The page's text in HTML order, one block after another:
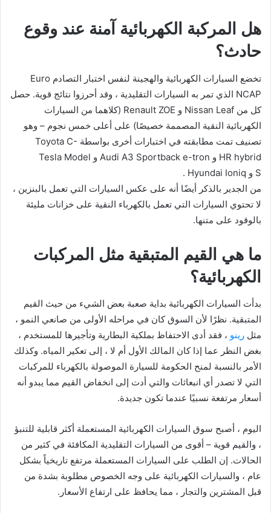
هل المركبة الكهربائية آمنة عند وقوع
حادث؟
تخضع السيارات الكهربائية والهجينة لنفس اختبار التصادم Euro
NCAP الذي تمر به السيارات التقليدية ، وقد أحرزوا نتائج قوية. حصل
كل من Nissan Leaf و Renault ZOE (كلاهما من السيارات
الكهربائية النقية المصممة خصيصًا) على أعلى خمس نجوم – وهو
تصنيف تمت مطابقته في اختبارات أخرى بواسطة Toyota C-
HR hybrid و Audi A3 Sportback e-tron و Tesla Model
S و Hyundai Ioniq .
من الجدير بالذكر أيضًا أنه على عكس السيارات التي تعمل بالبنزين ،
لا تحتوي السيارات التي تعمل بالكهرباء النقية على خزانات مليئة
بالوقود على متنها.
ما هي القيم المتبقية مثل المركبات
الكهربائية؟
بدأت السيارات الكهربائية بداية صعبة بعض الشيء من حيث القيم
المتبقية. نظرًا لأن السوق كان في مراحله الأولى من صانعي النمو ،
مثل رينو ، فقد أدى الاحتفاظ بملكية البطارية وتأجيرها للمستخدم ،
بغض النظر عما إذا كان المالك الأول أم لا ، إلى تعكير المياه. وكذلك
الأمر بالنسبة لمنح الحكومة للسيارة الموصولة بالكهرباء للمركبات
التي لا تصدر أي انبعاثات والتي أدت إلى انخفاض القيم مما يبدو أنه
أسعار مرتفعة نسبيًا عندما تكون جديدة.
اليوم ، أصبح سوق السيارات الكهربائية المستعملة أكثر قابلية للتنبؤ
، والقيم قوية – أقوى من السيارات التقليدية المكافئة في كثير من
الحالات. إن الطلب على السيارات المستعملة مرتفع تاريخياً بشكل
عام ، والسيارات الكهربائية على وجه الخصوص مطلوبة بشدة من
قبل المشترين والتجار ، مما يحافظ على ارتفاع الأسعار.